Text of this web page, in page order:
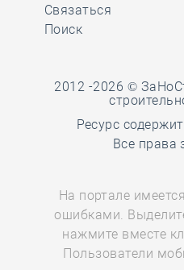
Связаться
Поиск
2012 -2026 ©
Ресурс
Все
На портале
ошибками.
нажмите вместе
Пользователи